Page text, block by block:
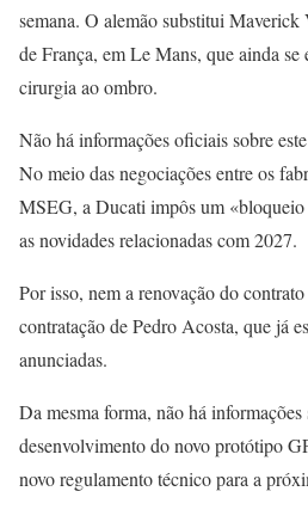
semana. O alemão substitui
de França, em Le Mans, que ainda se
cirurgia ao ombro.
Não há informações oficiais sobre
No meio das negociações entre os
MSEG, a Ducati impôs um «bloqueio
as novidades relacionadas com 2027.
Por isso, nem a renovação do
contratação de Pedro Acosta, que já
anunciadas.
Da mesma forma, não há informações
desenvolvimento do novo protótipo
novo regulamento técnico para a